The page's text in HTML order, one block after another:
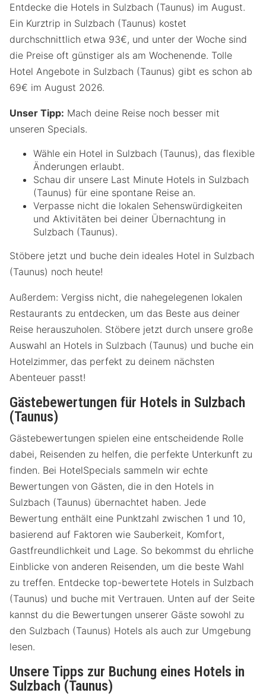
Entdecke die Hotels in Sulzbach (Taunus) im August.
Ein Kurztrip in Sulzbach (Taunus) kostet
durchschnittlich etwa 93€, und unter der Woche sind
die Preise oft günstiger als am Wochenende. Tolle
Hotel Angebote in Sulzbach (Taunus) gibt es schon ab
69€ im August 2026.
Unser Tipp: Mach deine Reise noch besser mit
unseren Specials.
Wähle ein Hotel in Sulzbach (Taunus), das flexible
Änderungen erlaubt.
Schau dir unsere Last Minute Hotels in Sulzbach
(Taunus) für eine spontane Reise an.
Verpasse nicht die lokalen Sehenswürdigkeiten
und Aktivitäten bei deiner Übernachtung in
Sulzbach (Taunus).
Stöbere jetzt und buche dein ideales Hotel in Sulzbach
(Taunus) noch heute!
Außerdem: Vergiss nicht, die nahegelegenen lokalen
Restaurants zu entdecken, um das Beste aus deiner
Reise herauszuholen. Stöbere jetzt durch unsere große
Auswahl an Hotels in Sulzbach (Taunus) und buche ein
Hotelzimmer, das perfekt zu deinem nächsten
Abenteuer passt!
Gästebewertungen für Hotels in Sulzbach
(Taunus)
Gästebewertungen spielen eine entscheidende Rolle
dabei, Reisenden zu helfen, die perfekte Unterkunft zu
finden. Bei HotelSpecials sammeln wir echte
Bewertungen von Gästen, die in den Hotels in
Sulzbach (Taunus) übernachtet haben. Jede
Bewertung enthält eine Punktzahl zwischen 1 und 10,
basierend auf Faktoren wie Sauberkeit, Komfort,
Gastfreundlichkeit und Lage. So bekommst du ehrliche
Einblicke von anderen Reisenden, um die beste Wahl
zu treffen. Entdecke top-bewertete Hotels in Sulzbach
(Taunus) und buche mit Vertrauen. Unten auf der Seite
kannst du die Bewertungen unserer Gäste sowohl zu
den Sulzbach (Taunus) Hotels als auch zur Umgebung
lesen.
Unsere Tipps zur Buchung eines Hotels in
Sulzbach (Taunus)